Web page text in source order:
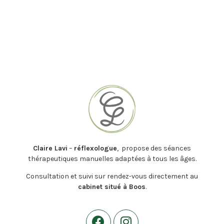
Claire Lavi – réflexologue, propose des séances
thérapeutiques manuelles adaptées à tous les âges.
Consultation et suivi sur rendez-vous directement au
cabinet situé à Boos.